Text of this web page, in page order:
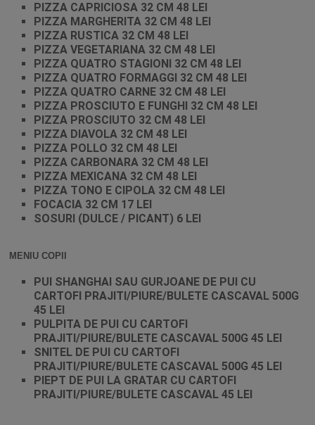
PIZZA CAPRICIOSA 32 CM 48 LEI
PIZZA MARGHERITA 32 CM 48 LEI
PIZZA RUSTICA 32 CM 48 LEI
PIZZA VEGETARIANA 32 CM 48 LEI
PIZZA QUATRO STAGIONI 32 CM 48 LEI
PIZZA QUATRO FORMAGGI 32 CM 48 LEI
PIZZA QUATRO CARNE 32 CM 48 LEI
PIZZA PROSCIUTO E FUNGHI 32 CM 48 LEI
PIZZA PROSCIUTO 32 CM 48 LEI
PIZZA DIAVOLA 32 CM 48 LEI
PIZZA POLLO 32 CM 48 LEI
PIZZA CARBONARA 32 CM 48 LEI
PIZZA MEXICANA 32 CM 48 LEI
PIZZA TONO E CIPOLA 32 CM 48 LEI
FOCACIA 32 CM 17 LEI
SOSURI (DULCE / PICANT) 6 LEI
MENIU COPII
PUI SHANGHAI SAU GURJOANE DE PUI CU
CARTOFI PRAJITI/PIURE/BULETE CASCAVAL 500G
45 LEI
PULPITA DE PUI CU CARTOFI
PRAJITI/PIURE/BULETE CASCAVAL 500G 45 LEI
SNITEL DE PUI CU CARTOFI
PRAJITI/PIURE/BULETE CASCAVAL 500G 45 LEI
PIEPT DE PUI LA GRATAR CU CARTOFI
PRAJITI/PIURE/BULETE CASCAVAL 45 LEI